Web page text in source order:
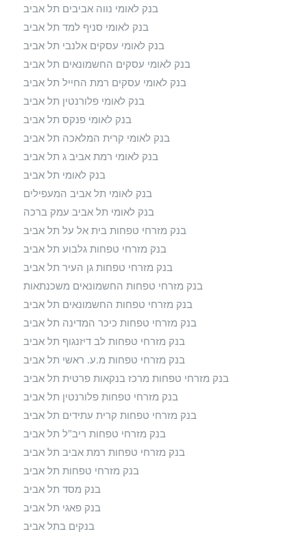
בנק לאומי נווה אביבים תל אביב
בנק לאומי סניף למד תל אביב
בנק לאומי עסקים אלנבי תל אביב
בנק לאומי עסקים החשמונאים תל אביב
בנק לאומי עסקים רמת החייל תל אביב
בנק לאומי פלורנטין תל אביב
בנק לאומי פנקס תל אביב
בנק לאומי קרית המלאכה תל אביב
בנק לאומי רמת אביב ג תל אביב
בנק לאומי תל אביב
בנק לאומי תל אביב המעפילים
בנק לאומי תל אביב עמק ברכה
בנק מזרחי טפחות בית אל על תל אביב
בנק מזרחי טפחות גלבוע תל אביב
בנק מזרחי טפחות גן העיר תל אביב
בנק מזרחי טפחות החשמונאים משכנתאות
בנק מזרחי טפחות החשמונאים תל אביב
בנק מזרחי טפחות כיכר המדינה תל אביב
בנק מזרחי טפחות לב דיזנגוף תל אביב
בנק מזרחי טפחות מ.ע. ראשי תל אביב
בנק מזרחי טפחות מרכז בנקאות פרטית תל אביב
בנק מזרחי טפחות פלורנטין תל אביב
בנק מזרחי טפחות קרית עתידים תל אביב
בנק מזרחי טפחות ריב"ל תל אביב
בנק מזרחי טפחות רמת אביב תל אביב
בנק מזרחי טפחות תל אביב
בנק מסד תל אביב
בנק פאגי תל אביב
בנקים בתל אביב